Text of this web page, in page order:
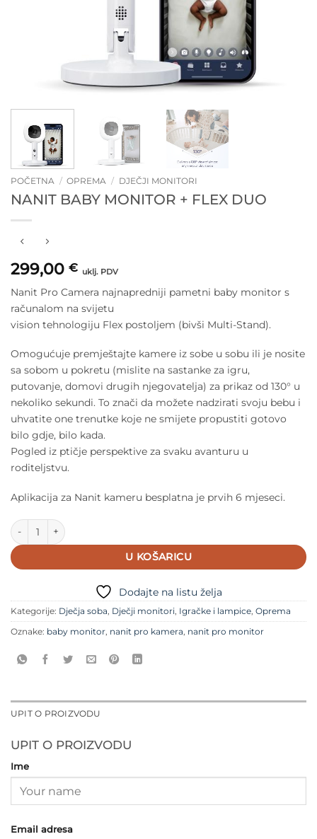
POČETNA / OPREMA / DJEČJI MONITORI
NANIT BABY MONITOR + FLEX DUO
299,00 € uklj. PDV
Nanit Pro Camera najnapredniji pametni baby monitor s
računalom na svijetu
vision tehnologiju Flex postoljem (bivši Multi-Stand).
Omogućuje premještajte kamere iz sobe u sobu ili je nosite
sa sobom u pokretu (mislite na sastanke za igru,
putovanje, domovi drugih njegovatelja) za prikaz od 130° u
nekoliko sekundi. To znači da možete nadzirati svoju bebu i
uhvatite one trenutke koje ne smijete propustiti gotovo
bilo gdje, bilo kada.
Pogled iz ptičje perspektive za svaku avanturu u
roditeljstvu.
Aplikacija za Nanit kameru besplatna je prvih 6 mjeseci.
Nanit Baby monitor + Flex Duo količina
U KOŠARICU
Dodajte na listu želja
Kategorije: Dječja soba Dječji monitori Igračke i lampice Oprema
Oznake: baby monitor nanit pro kamera nanit pro monitor
UPIT O PROIZVODU
UPIT O PROIZVODU
Ime
Email adresa